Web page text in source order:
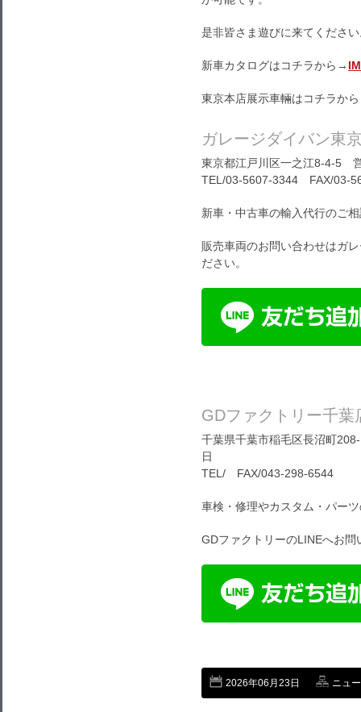
是非皆さま遊びに来てくださ
新車カタログはコチラから→
東京本店展示車輛はコチラか
ガレージダイバン東
東京都江戸川区一之江8-4-5
TEL/03-5607-3344 FAX/03-
新車・中古車の輸入代行のご
販売車両のお問い合わせはガ
ださい。
GDファクトリー千葉
千葉県千葉市稲毛区長沼町
日
TEL/ FAX/043-298-6544
車検・修理やカスタム・パー
GDファクトリーのLINEへお問
2026年06月23日 ニュ